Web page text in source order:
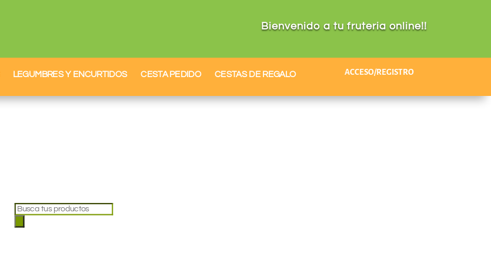
Bienvenido a tu fruteria online!!
LEGUMBRES Y ENCURTIDOS CESTA PEDIDO CESTAS DE REGALO
Búsqueda
de
ACCESO/REGISTRO